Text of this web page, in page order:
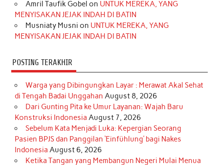
m
t
Amril Taufik Gobel on UNTUK MEREKA, YANG
MENYISAKAN JEJAK INDAH DI BATIN
Musniaty Musni on UNTUK MEREKA, YANG
MENYISAKAN JEJAK INDAH DI BATIN
POSTING TERAKHIR
Warga yang Dibingungkan Layar : Merawat Akal Sehat
di Tengah Badai Unggahan August 8, 2026
Dari Gunting Pita ke Umur Layanan: Wajah Baru
Konstruksi Indonesia August 7, 2026
Sebelum Kata Menjadi Luka: Kepergian Seorang
Pasien BPJS dan Panggilan ‘Einfühlung’ bagi Nakes
Indonesia August 6, 2026
Ketika Tangan yang Membangun Negeri Mulai Menua